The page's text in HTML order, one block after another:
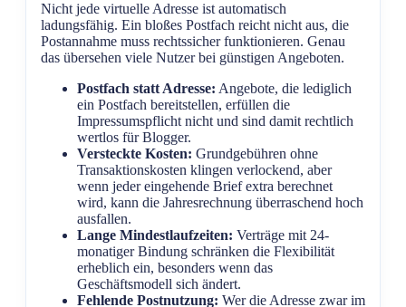
Nicht jede virtuelle Adresse ist automatisch
ladungsfähig. Ein bloßes Postfach reicht nicht aus, die
Postannahme muss rechtssicher funktionieren. Genau
das übersehen viele Nutzer bei günstigen Angeboten.
Postfach statt Adresse: Angebote, die lediglich
ein Postfach bereitstellen, erfüllen die
Impressumspflicht nicht und sind damit rechtlich
wertlos für Blogger.
Versteckte Kosten: Grundgebühren ohne
Transaktionskosten klingen verlockend, aber
wenn jeder eingehende Brief extra berechnet
wird, kann die Jahresrechnung überraschend hoch
ausfallen.
Lange Mindestlaufzeiten: Verträge mit 24-
monatiger Bindung schränken die Flexibilität
erheblich ein, besonders wenn das
Geschäftsmodell sich ändert.
Fehlende Postnutzung: Wer die Adresse zwar im